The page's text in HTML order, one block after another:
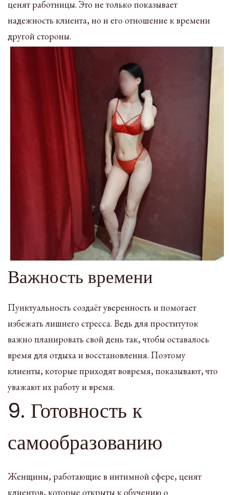
ценят работницы. Это не только показывает
надежность клиента, но и его отношение к времени
другой стороны.
Важность времени
Пунктуальность создаёт уверенность и помогает
избежать лишнего стресса. Ведь для проституток
важно планировать свой день так, чтобы оставалось
время для отдыха и восстановления. Поэтому
клиенты, которые приходят вовремя, показывают, что
уважают их работу и время.
9. Готовность к
самообразованию
Женщины, работающие в интимной сфере, ценят
клиентов, которые открыты к обучению о